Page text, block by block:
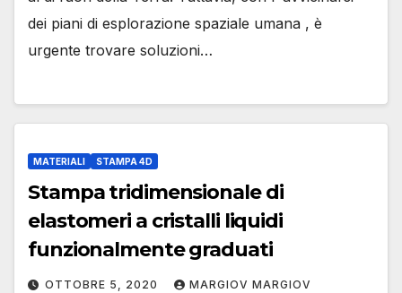
dei piani di esplorazione spaziale umana , è
urgente trovare soluzioni…
MATERIALI STAMPA 4D
Stampa tridimensionale di
elastomeri a cristalli liquidi
funzionalmente graduati
OTTOBRE 5, 2020 MARGIOV MARGIOV